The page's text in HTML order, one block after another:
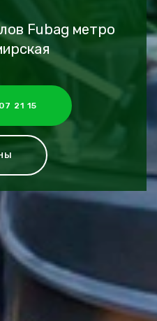
Fubag метро
21 15